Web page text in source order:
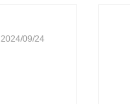
2024/09/24